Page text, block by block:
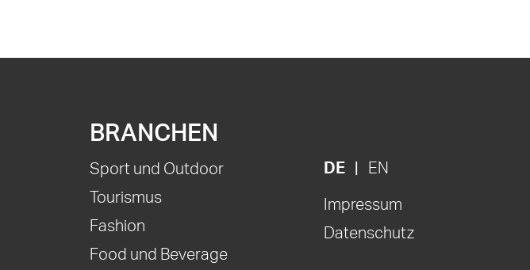
BRANCHEN
Sport und Outdoor
Tourismus
Fashion
Food und Beverage
DE EN
Impressum
Datenschutz